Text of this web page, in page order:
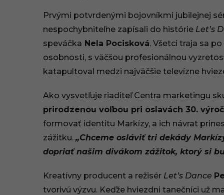
5
0
Prvými potvrdenými bojovníkmi jubilejnej
nespochybniteľne zapísali do histórie Let’s
speváčka Nela Pocisková. Všetci traja sa
osobnosti, s väčšou profesionálnou
katapultoval medzi najväčšie televízne
Ako vysvetľuje riaditeľ Centra marketingu
prirodzenou voľbou pri oslavách 30.
formovať identitu Markízy, a ich návrat
zážitku. „Chceme osláviť tri dekády
dopriať našim divákom zážitok, ktorý si
Kreatívny producent a režisér Let’s Dance
tvorivú výzvu. Keďže hviezdni tanečníci už